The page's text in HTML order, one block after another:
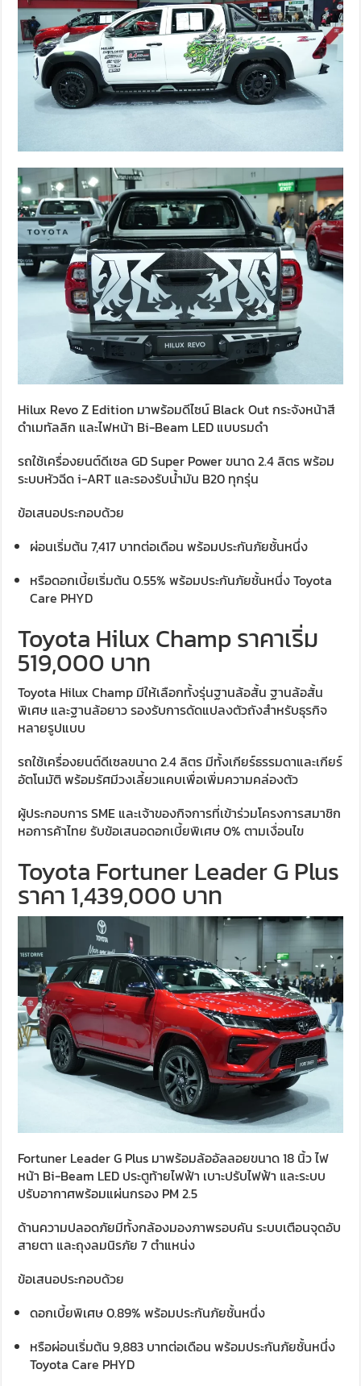
Hilux Revo Z Edition มาพร้อมดีไซน์ Black Out กระจังหน้าสี
ดำเมทัลลิก และไฟหน้า Bi-Beam LED แบบรมดำ
รถใช้เครื่องยนต์ดีเซล GD Super Power ขนาด 2.4 ลิตร พร้อม
ระบบหัวฉีด i-ART และรองรับน้ำมัน B20 ทุกรุ่น
ข้อเสนอประกอบด้วย
ผ่อนเริ่มต้น 7,417 บาทต่อเดือน พร้อมประกันภัยชั้นหนึ่ง
หรือดอกเบี้ยเริ่มต้น 0.55% พร้อมประกันภัยชั้นหนึ่ง Toyota
Care PHYD
Toyota Hilux Champ ราคาเริ่ม
519,000 บาท
Toyota Hilux Champ มีให้เลือกทั้งรุ่นฐานล้อสั้น ฐานล้อสั้น
พิเศษ และฐานล้อยาว รองรับการดัดแปลงตัวถังสำหรับธุรกิจ
หลายรูปแบบ
รถใช้เครื่องยนต์ดีเซลขนาด 2.4 ลิตร มีทั้งเกียร์ธรรมดาและเกียร์
อัตโนมัติ พร้อมรัศมีวงเลี้ยวแคบเพื่อเพิ่มความคล่องตัว
ผู้ประกอบการ SME และเจ้าของกิจการที่เข้าร่วมโครงการสมาชิก
หอการค้าไทย รับข้อเสนอดอกเบี้ยพิเศษ 0% ตามเงื่อนไข
Toyota Fortuner Leader G Plus
ราคา 1,439,000 บาท
Fortuner Leader G Plus มาพร้อมล้ออัลลอยขนาด 18 นิ้ว ไฟ
หน้า Bi-Beam LED ประตูท้ายไฟฟ้า เบาะปรับไฟฟ้า และระบบ
ปรับอากาศพร้อมแผ่นกรอง PM 2.5
ด้านความปลอดภัยมีทั้งกล้องมองภาพรอบคัน ระบบเตือนจุดอับ
สายตา และถุงลมนิรภัย 7 ตำแหน่ง
ข้อเสนอประกอบด้วย
ดอกเบี้ยพิเศษ 0.89% พร้อมประกันภัยชั้นหนึ่ง
หรือผ่อนเริ่มต้น 9,883 บาทต่อเดือน พร้อมประกันภัยชั้นหนึ่ง
Toyota Care PHYD